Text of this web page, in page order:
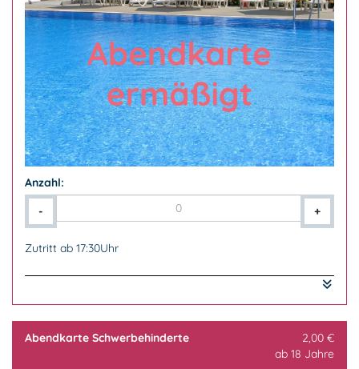
Anzahl:
-
+
Zutritt ab 17:30Uhr
ermäßigt: Schüler, Studenten, Azubis
Zutritt ab 17:30Uhr
Abendkarte Schwerbehinderte
2,00 €
ab 18 Jahre